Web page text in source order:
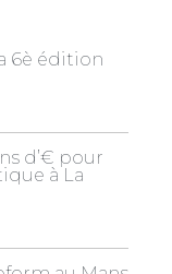
6è édition
d’€ pour
à La